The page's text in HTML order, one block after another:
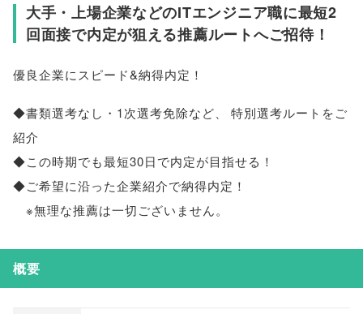
大手・上場企業などのITエンジニア職に最短2
回面接で内定が狙える推薦ルートへご招待！
優良企業にスピード&納得内定！
◆書類選考なし・1次選考免除など、
特別選考ルートをご
紹介
◆この時期でも最短30日で内定が目指せる！
◆ご希望に沿った企業紹介で納得内定！
※無理な推薦は一切ございません。
概要